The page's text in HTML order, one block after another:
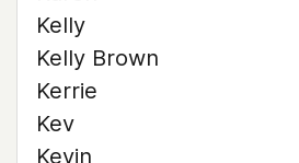
Kelly
Kelly Brown
Kerrie
Kev
Kevin